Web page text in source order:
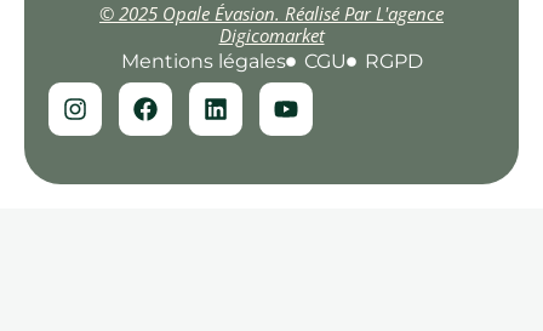
© 2025 Opale Évasion. Réalisé Par L'agence
Digicomarket
Mentions légales CGU RGPD